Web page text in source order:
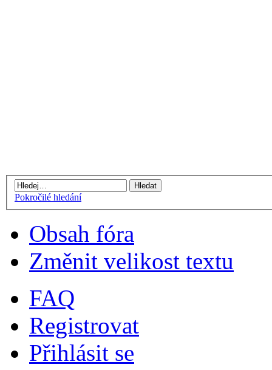
Pokročilé hledání
Obsah fóra
Změnit velikost textu
FAQ
Registrovat
Přihlásit se